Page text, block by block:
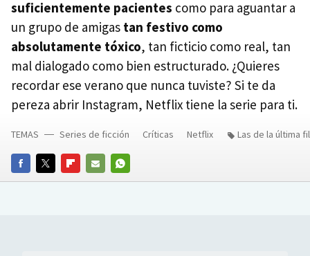
suficientemente pacientes como para aguantar a
un grupo de amigas tan festivo como
absolutamente tóxico, tan ficticio como real, tan
mal dialogado como bien estructurado. ¿Quieres
recordar ese verano que nunca tuviste? Si te da
pereza abrir Instagram, Netflix tiene la serie para ti.
FACEBOOKTWITTERFLIPBOARD
E-
WHATSAPP
TEMAS Series de ficción Críticas Netflix Las de la última